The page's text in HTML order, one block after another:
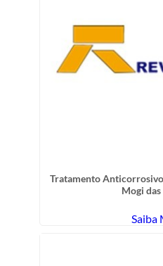
Tratamento
Mogi
Saiba